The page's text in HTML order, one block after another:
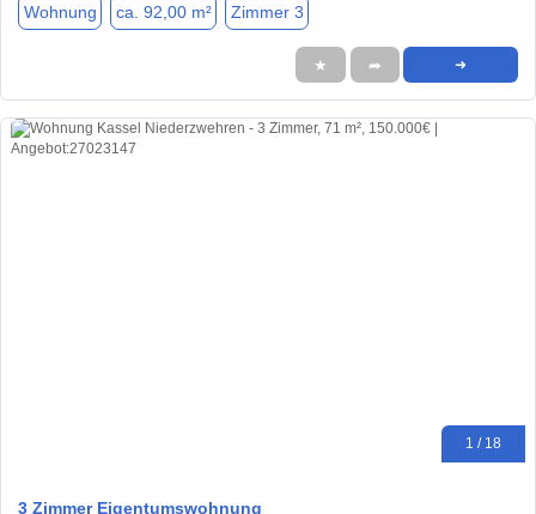
Wohnung ca. 92,00 m² Zimmer 3
★ ➦ ➜
1 / 18
3 Zimmer Eigentumswohnung